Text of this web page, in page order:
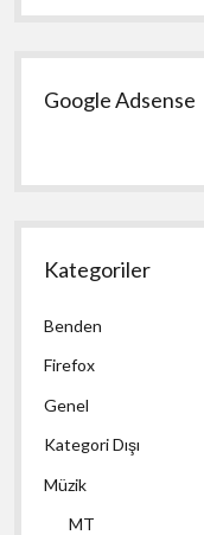
Google Adsense
Kategoriler
Benden
Firefox
Genel
Kategori Dışı
Müzik
MT